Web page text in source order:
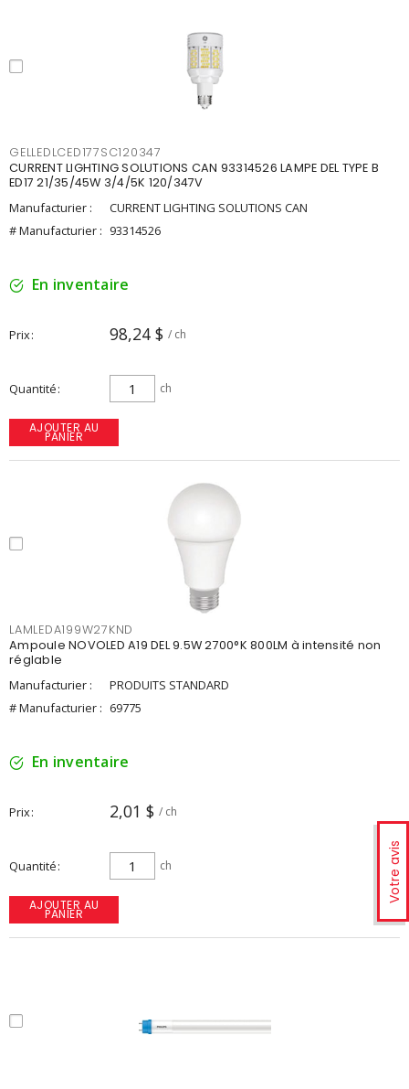
Votre avis
GELLEDLCED177SC120347
CURRENT LIGHTING SOLUTIONS CAN 93314526 LAMPE DEL TYPE B
ED17 21/35/45W 3/4/5K 120/347V
Manufacturier :
CURRENT LIGHTING SOLUTIONS CAN
# Manufacturier : 93314526
En inventaire
Prix 98,24 $ / ch
Quantité ch
AJOUTER AU
PANIER
LAMLEDA199W27KND
Ampoule NOVOLED A19 DEL 9.5W 2700°K 800LM à intensité non
réglable
Manufacturier :
PRODUITS STANDARD
# Manufacturier : 69775
En inventaire
Prix 2,01 $ / ch
Quantité ch
AJOUTER AU
PANIER